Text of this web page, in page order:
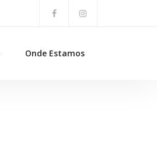
Onde Estamos